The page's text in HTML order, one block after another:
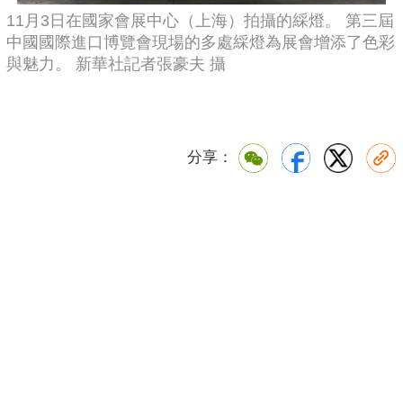
11月3日在國家會展中心（上海）拍攝的綵燈。 第三屆
中國國際進口博覽會現場的多處綵燈為展會增添了色彩
與魅力。 新華社記者張豪夫 攝
分享：